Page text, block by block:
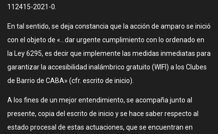
112415-2021-0.
En tal sentido, se deja constancia que la acción de amparo se inició
con el objeto de «…dar urgente cumplimiento con lo ordenado en
la Ley 6295, es decir que implemente las medidas inmediatas para
garantizar la accesibilidad inalámbrico gratuito (WIFI) a los Clubes
de Barrio de CABA» (cfr. escrito de inicio).
A los fines de un mejor entendimiento, se acompaña junto al
presente, copia del escrito de inicio y se hace saber respecto al
estado procesal de estas actuaciones, que se encuentran en